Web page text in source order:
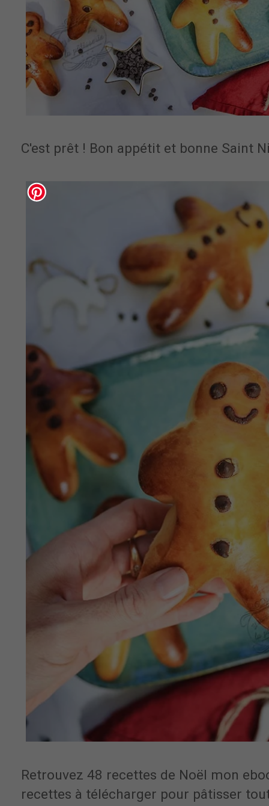
C'est prêt ! Bon appétit et bonne Saint
Retrouvez 48 recettes de Noël mon
recettes à télécharger pour pâtisser